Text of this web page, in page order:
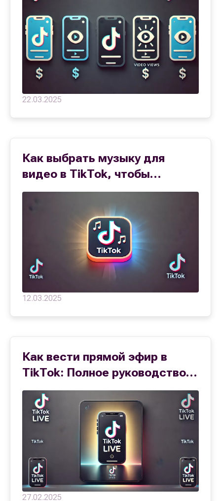
стратегии
22.03.2025
Как выбрать музыку для
видео в TikTok, чтобы
попасть в тренды
12.03.2025
Как вести прямой эфир в
TikTok: Полное руководство
для роста и монетизации
27.02.2025